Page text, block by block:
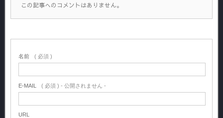
この記事へのコメントはありません。
名前 ( 必須 )
E-MAIL ( 必須 ) - 公開されません -
URL